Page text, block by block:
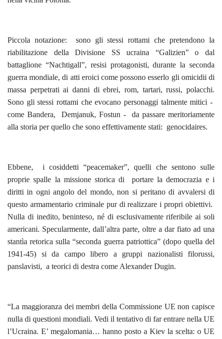
Piccola notazione: sono gli stessi rottami che pretendono la
riabilitazione della Divisione SS ucraina “Galizien” o dal
battaglione “Nachtigall”, resisi protagonisti, durante la seconda
guerra mondiale, di atti eroici come possono esserlo gli omicidii di
massa perpetrati ai danni di ebrei, rom, tartari, russi, polacchi.
Sono gli stessi rottami che evocano personaggi talmente mitici -
come Bandera, Demjanuk, Fostun - da passare meritoriamente
alla storia per quello che sono effettivamente stati: genocidaires.
Ebbene, i cosiddetti “peacemaker”, quelli che sentono sulle
proprie spalle la missione storica di portare la democrazia e i
diritti in ogni angolo del mondo, non si peritano di avvalersi di
questo armamentario criminale pur di realizzare i propri obiettivi.
Nulla di inedito, beninteso, né di esclusivamente riferibile ai soli
americani. Specularmente, dall’altra parte, oltre a dar fiato ad una
stantìa retorica sulla “seconda guerra patriottica” (dopo quella del
1941-45) si da campo libero a gruppi nazionalisti filorussi,
panslavisti, a teorici di destra come Alexander Dugin.
“La maggioranza dei membri della Commissione UE non capisce
nulla di questioni mondiali. Vedi il tentativo di far entrare nella UE
l’Ucraina. E’ megalomania… hanno posto a Kiev la scelta: o UE